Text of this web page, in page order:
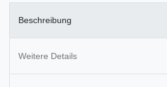
Beschreibung
Weitere Details